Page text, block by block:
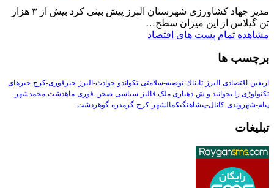
مدیر جهاد کشاورزی شهرستان البرز پیش بینی کرد بیش از ۳ هزار
تن گیلاس از این میزان سطح…
مشاهده تمام پست های اقتصاد
برچسب ها
اربعین اقتصادی البرز تابناك توصیه-سلامتی تکواندو حوادث-البرز خبرفوری-کرج خبرهای
تکنولوڑی را بخوانید و ش دهیاری ملک فالیز سیاسی صحن فوری ماهدشت محمدشهر
پیام-شهروندی کانال-پیشاهنگیکمالشهر کرج گرمدره گوهردشت
تبلیغات